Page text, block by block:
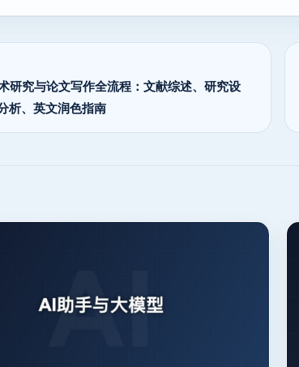
研究与论文写作全流程：文献综述、研究设
析、英文润色指南